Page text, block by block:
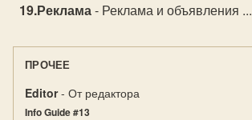
Реклама- Реклама и объявления ...
ПРОЧЕЕ
Editor- От редактора
Info Guide #13